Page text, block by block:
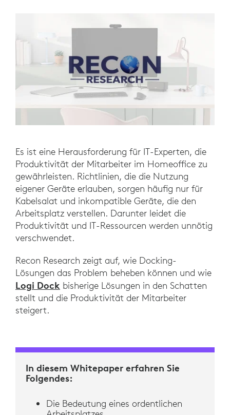
Es ist eine Herausforderung für IT-Experten, die
Produktivität der Mitarbeiter im Homeoffice zu
gewährleisten. Richtlinien, die die Nutzung
eigener Geräte erlauben, sorgen häufig nur für
Kabelsalat und inkompatible Geräte, die den
Arbeitsplatz verstellen. Darunter leidet die
Produktivität und IT-Ressourcen werden unnötig
verschwendet.
Recon Research zeigt auf, wie Docking-
Lösungen das Problem beheben können und wie
Logi Dock bisherige Lösungen in den Schatten
stellt und die Produktivität der Mitarbeiter
steigert.
In diesem Whitepaper erfahren Sie
Folgendes:
Die Bedeutung eines ordentlichen